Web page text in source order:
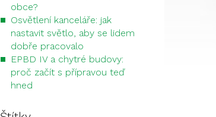
obce?
Osvětlení kanceláře: jak
nastavit světlo, aby se lidem
dobře pracovalo
EPBD IV a chytré budovy:
proč začít s přípravou teď
hned